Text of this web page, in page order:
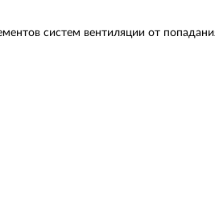
систем вентиляции от